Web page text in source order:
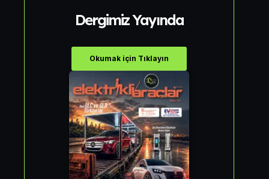
Dergimiz Yayında
Okumak için Tıklayın